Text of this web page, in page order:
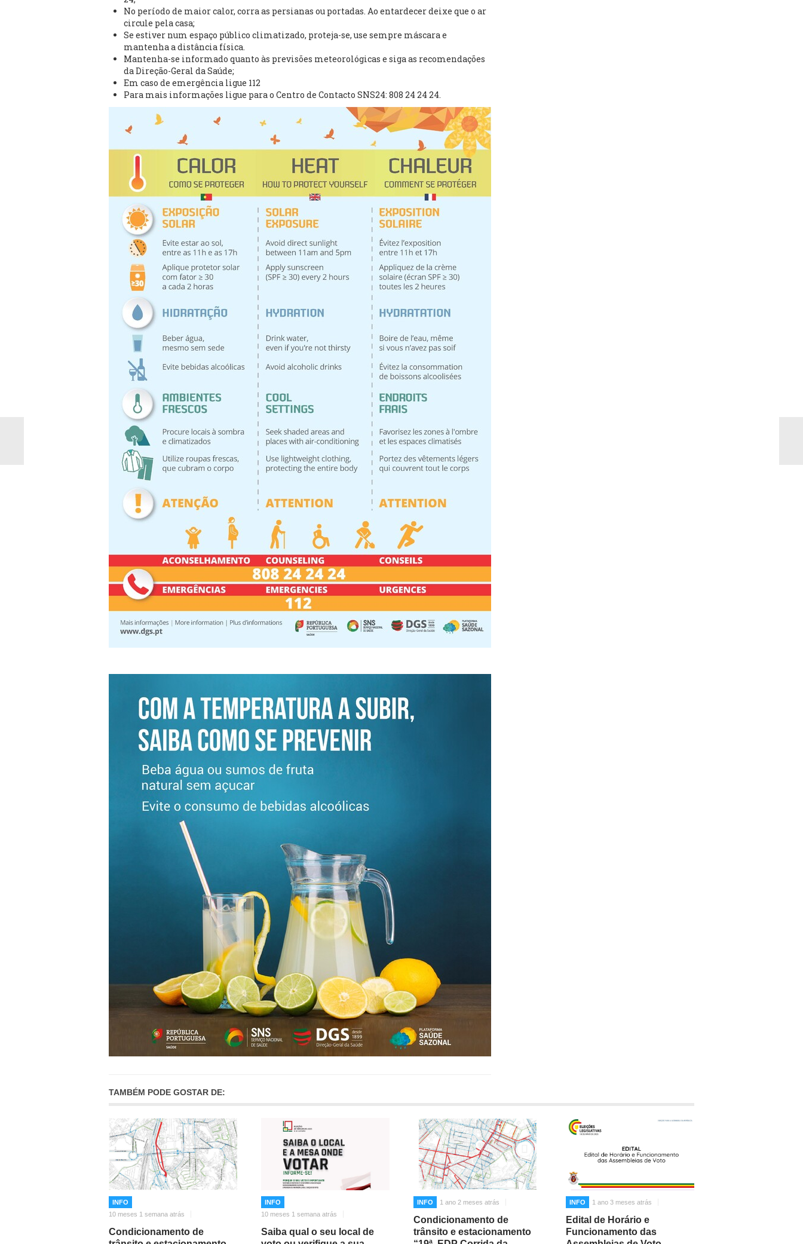
No período de maior calor, corra as persianas ou portadas. Ao entardecer deixe que o ar
circule pela casa;
Se estiver num espaço público climatizado, proteja-se, use sempre máscara e
mantenha a distância física.
Mantenha-se informado quanto às previsões meteorológicas e siga as recomendações
da Direção-Geral da Saúde;
Em caso de emergência ligue 112
Para mais informações ligue para o Centro de Contacto SNS24: 808 24 24 24.
TAMBÉM PODE GOSTAR DE:
INFO
10 meses 1 semana atrás
Condicionamento de
INFO
10 meses 1 semana atrás
Saiba qual o seu local de
INFO 1 ano 2 meses atrás
Condicionamento de
trânsito e estacionamento
INFO 1 ano 3 meses atrás
Edital de Horário e
Funcionamento das